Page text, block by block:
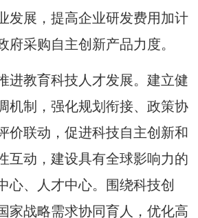
发展，提高企业研发费用加计
府采购自主创新产品力度。
教育科技人才发展。建立健
机制，强化规划衔接、政策协
价联动，促进科技自主创新和
互动，建设具有全球影响力的
心、人才中心。围绕科技创
家战略需求协同育人，优化高